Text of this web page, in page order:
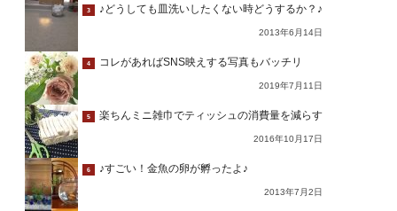
3 ♪どうしても皿洗いしたくない時どうするか？♪
2013年6月14日
4 コレがあればSNS映えする写真もバッチリ
2019年7月11日
5 楽ちんミニ雑巾でティッシュの消費量を減らす
2016年10月17日
6 ♪すごい！金魚の卵が孵ったよ♪
2013年7月2日